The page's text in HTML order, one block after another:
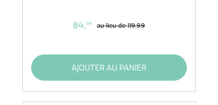
84,99 au lieu de119,99
AJOUTER AU PANIER